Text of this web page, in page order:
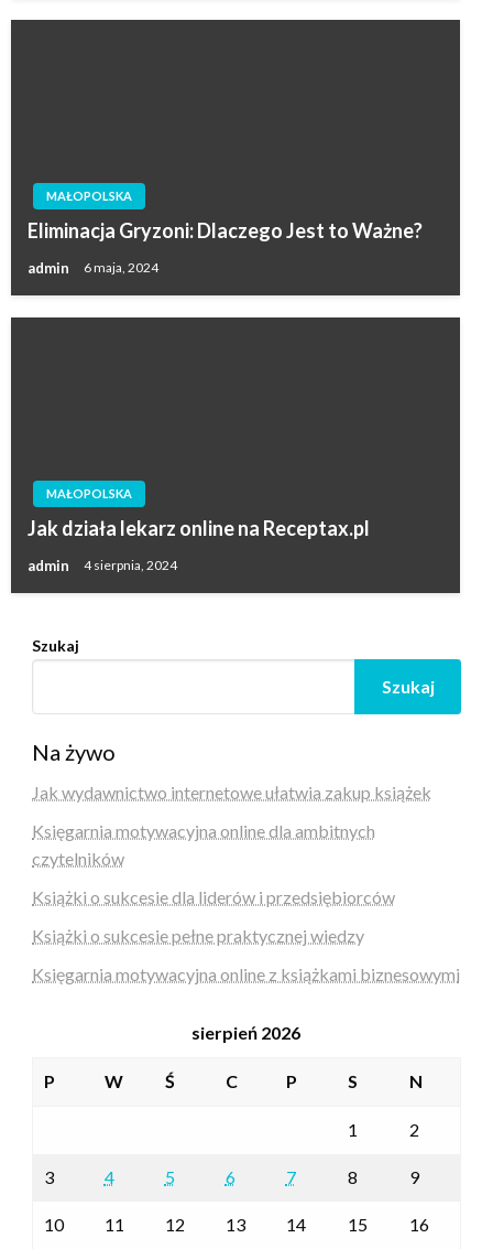
MAŁOPOLSKA
Eliminacja Gryzoni: Dlaczego Jest to Ważne?
admin 6 maja, 2024
MAŁOPOLSKA
Jak działa lekarz online na Receptax.pl
admin 4 sierpnia, 2024
Szukaj
Szukaj
Na żywo
Jak wydawnictwo internetowe ułatwia zakup książek
Księgarnia motywacyjna online dla ambitnych
czytelników
Książki o sukcesie dla liderów i przedsiębiorców
Książki o sukcesie pełne praktycznej wiedzy
Księgarnia motywacyjna online z książkami biznesowymi
sierpień 2026
P W Ś C P S N
1 2
3 4 5 6 7 8 9
10 11 12 13 14 15 16